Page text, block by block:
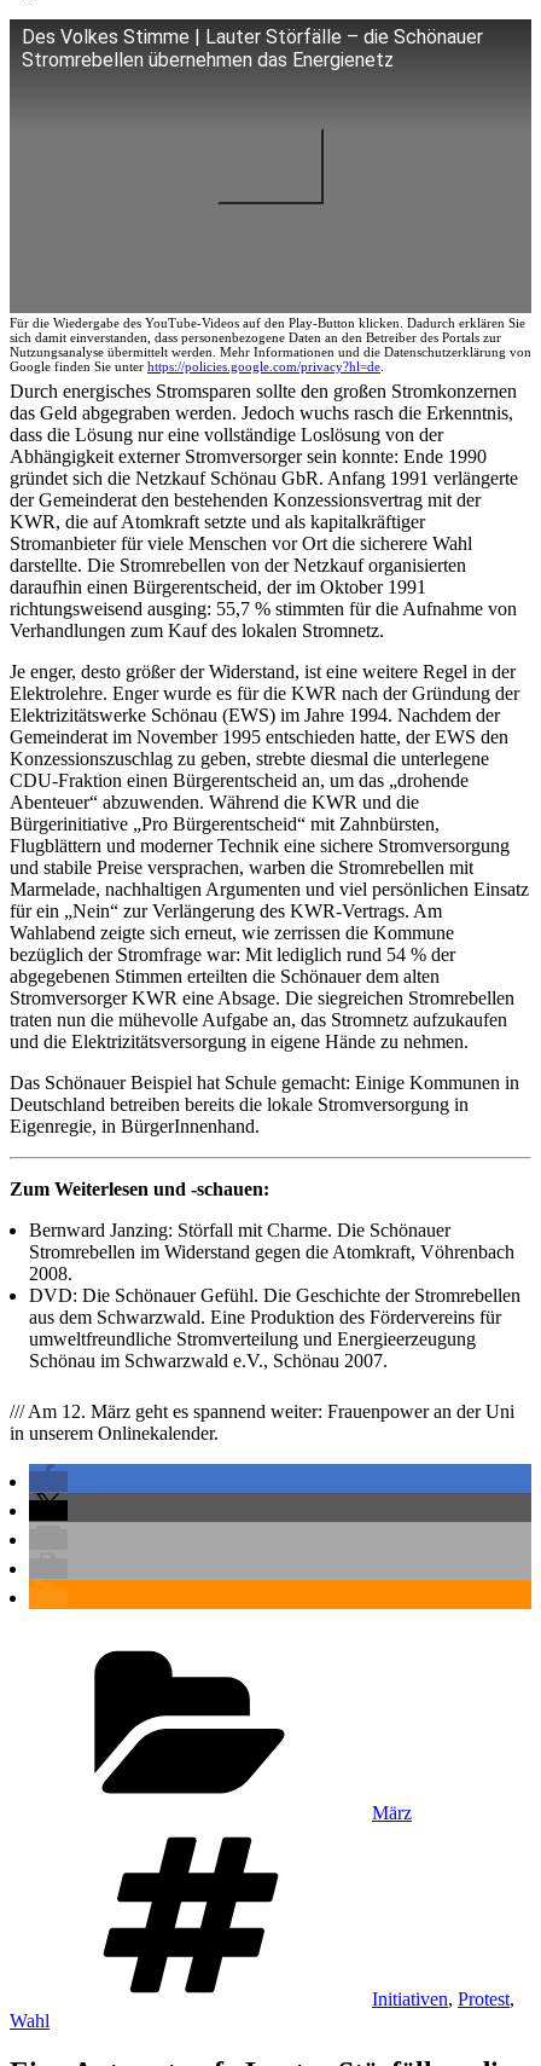
Des Volkes Stimme | Lauter Störfälle – die Schönauer
Stromrebellen übernehmen das Energienetz
Für die Wiedergabe des YouTube-Videos auf den Play-Button klicken. Dadurch erklären Sie
sich damit einverstanden, dass personenbezogene Daten an den Betreiber des Portals zur
Nutzungsanalyse übermittelt werden. Mehr Informationen und die Datenschutzerklärung von
Google finden Sie unter https://policies.google.com/privacy?hl=de
Durch energisches Stromsparen sollte den großen Stromkonzernen
das Geld abgegraben werden. Jedoch wuchs rasch die Erkenntnis,
dass die Lösung nur eine vollständige Loslösung von der
Abhängigkeit externer Stromversorger sein konnte: Ende 1990
gründet sich die Netzkauf Schönau GbR. Anfang 1991 verlängerte
der Gemeinderat den bestehenden Konzessionsvertrag mit der
KWR, die auf Atomkraft setzte und als kapitalkräftiger
Stromanbieter für viele Menschen vor Ort die sicherere Wahl
darstellte. Die Stromrebellen von der Netzkauf organisierten
daraufhin einen Bürgerentscheid, der im Oktober 1991
richtungsweisend ausging: 55,7 % stimmten für die Aufnahme von
Verhandlungen zum Kauf des lokalen Stromnetz.
Je enger, desto größer der Widerstand, ist eine weitere Regel in der
Elektrolehre. Enger wurde es für die KWR nach der Gründung der
Elektrizitätswerke Schönau (EWS) im Jahre 1994. Nachdem der
Gemeinderat im November 1995 entschieden hatte, der EWS den
Konzessionszuschlag zu geben, strebte diesmal die unterlegene
CDU-Fraktion einen Bürgerentscheid an, um das „drohende
Abenteuer“ abzuwenden. Während die KWR und die
Bürgerinitiative „Pro Bürgerentscheid“ mit Zahnbürsten,
Flugblättern und moderner Technik eine sichere Stromversorgung
und stabile Preise versprachen, warben die Stromrebellen mit
Marmelade, nachhaltigen Argumenten und viel persönlichen Einsatz
für ein „Nein“ zur Verlängerung des KWR-Vertrags. Am
Wahlabend zeigte sich erneut, wie zerrissen die Kommune
bezüglich der Stromfrage war: Mit lediglich rund 54 % der
abgegebenen Stimmen erteilten die Schönauer dem alten
Stromversorger KWR eine Absage. Die siegreichen Stromrebellen
traten nun die mühevolle Aufgabe an, das Stromnetz aufzukaufen
und die Elektrizitätsversorgung in eigene Hände zu nehmen.
Das Schönauer Beispiel hat Schule gemacht: Einige Kommunen in
Deutschland betreiben bereits die lokale Stromversorgung in
Eigenregie, in BürgerInnenhand.
Zum Weiterlesen und -schauen:
Bernward Janzing: Störfall mit Charme. Die Schönauer
Stromrebellen im Widerstand gegen die Atomkraft, Vöhrenbach
2008.
DVD: Die Schönauer Gefühl. Die Geschichte der Stromrebellen
aus dem Schwarzwald. Eine Produktion des Fördervereins für
umweltfreundliche Stromverteilung und Energieerzeugung
Schönau im Schwarzwald e.V., Schönau 2007.
/// Am 12. März geht es spannend weiter: Frauenpower an der Uni
in unserem Onlinekalender.
März
Initiativen, Protest,
Wahl